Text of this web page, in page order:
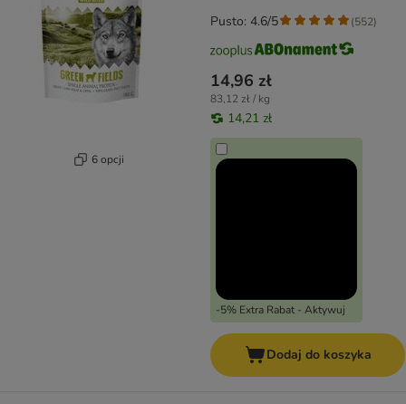
6 opcji
14,96 zł
83,12 zł / kg
14,21 zł
-5% Extra Rabat - Aktywuj
Pusto: 4.6/5 (552)
Dodaj do koszyka